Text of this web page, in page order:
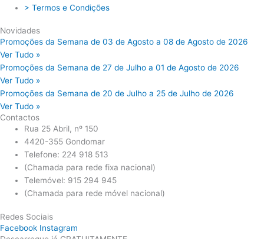
> Termos e Condições
Novidades
Promoções da Semana de 03 de Agosto a 08 de Agosto de 2026
Ver Tudo »
Promoções da Semana de 27 de Julho a 01 de Agosto de 2026
Ver Tudo »
Promoções da Semana de 20 de Julho a 25 de Julho de 2026
Ver Tudo »
Contactos
Rua 25 Abril, nº 150
4420-355 Gondomar
Telefone: 224 918 513
(Chamada para rede fixa nacional)
Telemóvel: 915 294 945
(Chamada para rede móvel nacional)
Redes Sociais
Facebook Instagram